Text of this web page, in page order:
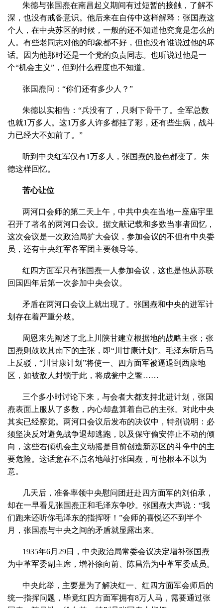
朱德与张国焘在南昌起义期间有过短暂的接触，了解不
深，也没有戒备意识。他后来在自传中这样解释：张国焘这
个人，在中央苏区的时候，一般的还不知道他究竟是怎么的
人。有些老同志对他的印象都不好，但也没有谁说过他的坏
话。因为他那时还是一个党的负责同志。也听说过他是一
个“机会主义”，但到什么程度也不知道。
张国焘问：“你们还有多少人？”
朱德以实相告：“兵没有了，只剩下骨干了。全军总数
也就1万多人。这1万多人许多都挂了彩，还有些生病，战斗
力已经大不如前了。”
听到中央红军仅有1万多人，张国焘的脸色都变了。朱
德这样回忆。
苦心让位
两河口会师的第二天上午，中共中央在当地一座庙宇里
召开了著名的两河口会议。据文献记载和多数当事者回忆，
这次会议是一次政治局扩大会议，参加会议的不但有中央委
员，还有中央红军各军团主要领导等。
红四方面军只有张国焘一人参加会议，这也是他从苏联
回国四年后第一次参加中央会议。
矛盾在两河口会议上就出现了。张国焘和中央的进军计
划存在着严重分歧。
周恩来先阐述了北上川陕甘建立根据地的战略主张；张
国焘则鼓吹其南下的主张，即“川甘康计划”。毛泽东听后马
上反驳，“川甘康计划”将使一、四方面军被逼退到西康地
区，如被敌人封锁于此，将成瓮中之鳖……
三个多小时讨论下来，与会者大都支持北进计划，张国
焘表面上服从了多数，内心却盘算着自己的主张。对此中央
其实已经察觉。两河口会议后发布的决议中，特别说明：必
须坚决反对避免战争退却逃跑，以及保守偷安停止不动的倾
向，这些右倾机会主义动摇是目前创造新苏区的斗争中的主
要危险。这话意在不点名地敲打张国焘，可他根本不以为
意。
几天后，准备率领中央慰问团赶赴四方面军的刘伯承，
却在一早看见张国焘正和毛泽东争吵。张国焘大声说：“我
们跑来还听你毛泽东的指挥呀！”会师的喜悦还不到半个
月，张国焘与中央之间的矛盾就显露出来。
1935年6月29日，中央政治局常委会议决定增补张国焘
为中革军委副主席，增补徐向前、陈昌浩为中革军委成员。
中央此举，主要是为了解决红一、红四方面军会师后的
统一指挥问题，毕竟红四方面军拥有8万人马，需要通过张